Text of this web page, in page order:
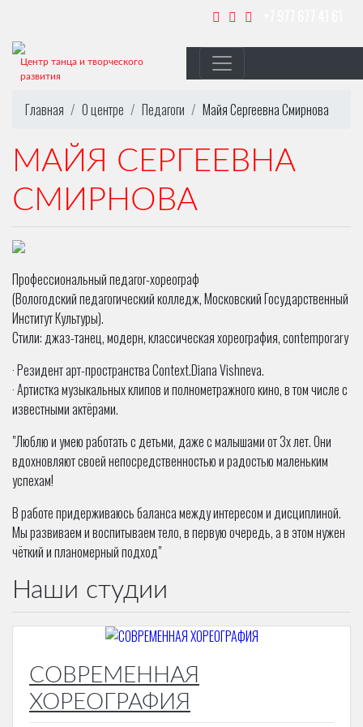
Центр танца и творческого
развития
Главная О центре Педагоги Майя Сергеевна Смирнова
МАЙЯ СЕРГЕЕВНА
СМИРНОВА
Профессиональный педагог-хореограф
(Вологодский педагогический колледж, Московский Государственный
Институт Культуры).
Стили: джаз-танец, модерн, классическая хореография, contemporary
· Резидент арт-пространства Context.Diana Vishneva.
· Артистка музыкальных клипов и полнометражного кино, в том числе с
известными актёрами.
"Люблю и умею работать с детьми, даже с малышами от 3х лет. Они
вдохновляют своей непосредственностью и радостью маленьким
успехам!
В работе придерживаюсь баланса между интересом и дисциплиной.
Мы развиваем и воспитываем тело, в первую очередь, а в этом нужен
чёткий и планомерный подход"
Наши студии
СОВРЕМЕННАЯ
ХОРЕОГРАФИЯ